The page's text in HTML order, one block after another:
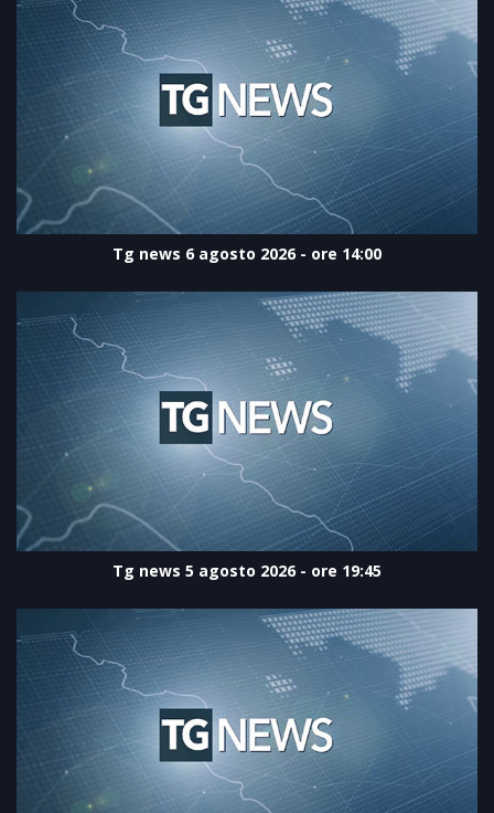
Tg news 6 agosto 2026 - ore 14:00
Tg news 5 agosto 2026 - ore 19:45